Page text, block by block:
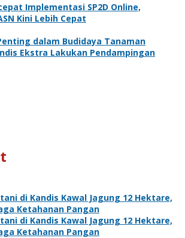
Implementasi SP2D Online,
Kini Lebih Cepat
dalam Budidaya Tanaman
Ekstra Lakukan Pendampingan
di Kandis Kawal Jagung 12 Hektare,
Ketahanan Pangan
di Kandis Kawal Jagung 12 Hektare,
Ketahanan Pangan